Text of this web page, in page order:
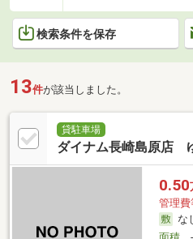
検索条件を保存
13件が該当しました。
貸駐車場
ダイナム長崎島原店
0.50
管理費
な